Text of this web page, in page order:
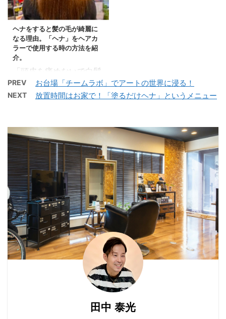
が特徴です。地毛に馴染
み、不自然な印象を与え
...
ージが気になります。 ヘ
アダメージをメンテナン
スしながら、ヘアカラー
をしていきます。 照明に
よってヘアカラーは見え
方が変わりますので、違
う照明で見るとこんな感
じに見えます。 ハイライ
トは動きを出すとさらに
髪で仕上げてみます。 ヘ
アカラーでいつもと違う
変化が欲しい方はチャレ
ンジしてみてください
ね。
匂いも少ないところも、
評判がいいです。 ア
徴は 髪の芯から染まる
ダメージが少ない 色もち
がよい ...
ヘナをすると髪の毛が綺麗に
なる理由。「ヘナ」をヘアカ
ラーで使用する時の方法を紹
介。
「頭皮を痛めないで白髪
染めをしたい」という方
の中には「ヘナで染め
でしょうか？ 100%ヘナ
は「白髪染め」というイ
メージをお持ちの方が大
半かと思いますが、 ヘナ
の特徴としては「ヘアト
リートメント」としても
凄く効果があります。 目
次 ヘナをすると髪の毛が
綺麗になる理由 実際にヘ
アカラーでどのように使
用するのか？ ヘナをする
と髪の毛が綺麗になる理
由 本来のヘナの目的は
「ヘアケア」です。ヘナ
のもつ脱脂効果・疏水効
果で頭皮の余計な皮脂を
PREV お台場「チームラボ」でアートの世界に浸る！
NEXT 放置時間はお家で！「塗るだけヘナ」というメニュー
田中 泰光